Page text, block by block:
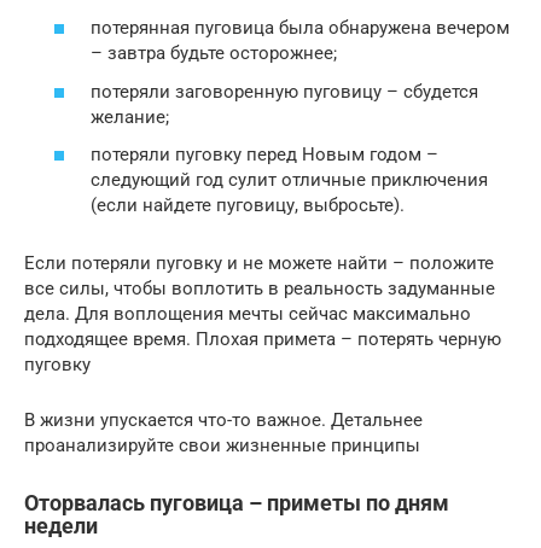
потерянная пуговица была обнаружена вечером
– завтра будьте осторожнее;
потеряли заговоренную пуговицу – сбудется
желание;
потеряли пуговку перед Новым годом –
следующий год сулит отличные приключения
(если найдете пуговицу, выбросьте).
Если потеряли пуговку и не можете найти – положите
все силы, чтобы воплотить в реальность задуманные
дела. Для воплощения мечты сейчас максимально
подходящее время. Плохая примета – потерять черную
пуговку
В жизни упускается что-то важное. Детальнее
проанализируйте свои жизненные принципы
Оторвалась пуговица – приметы по дням
недели